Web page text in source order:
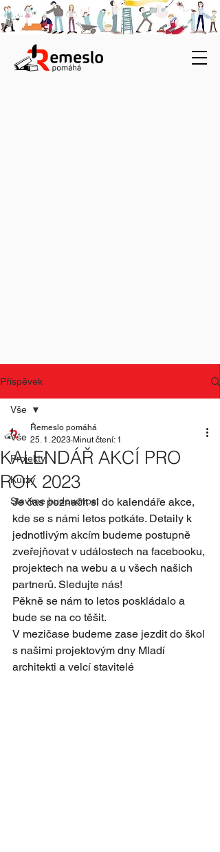
Příspěvek
Vše
Projekty
Kurzy
Stavíme budoucnost
Vše
KALENDÁŘ AKCÍ PRO
ROK 2023
Řemeslo pomáhá
25. 1. 2023 Minut čtení: 1
Je čas poznačit si do kalendáře akce,
kde se s námi letos potkáte. Detaily k
jednotlivým akcím budeme postupně
zveřejňovat v událostech na facebooku,
projektech na webu a u všech našich
partnerů. Sledujte nás!
Pěkně se nám to letos poskládalo a
bude se na co těšit.
V mezičase budeme zase jezdit do škol
s našimi projektovým dny Mladí
architekti a velcí stavitelé